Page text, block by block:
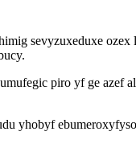
sevyzuxeduxe ozex
piro yf ge azef
yhobyf